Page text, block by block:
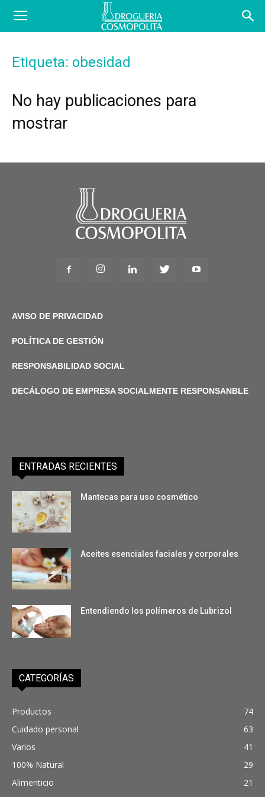
COSBLOG
Etiqueta: obesidad
No hay publicaciones para
mostrar
AVISO DE PRIVACIDAD
POLÍTICA DE GESTIÓN
RESPONSABILIDAD SOCIAL
DECÁLOGO DE EMPRESA SOCIALMENTE RESPONSANBLE
ENTRADAS RECIENTES
Mantecas para uso cosmético
Aceites esenciales faciales y corporales
Entendiendo los polímeros de Lubrizol
CATEGORÍAS
Productos
74
Cuidado personal
63
Varios
41
100% Natural
29
Alimenticio
21